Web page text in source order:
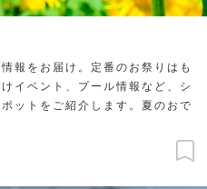
報をお届け。定番のお祭りはも
イベント、プール情報など、シ
ットをご紹介します。夏のおで